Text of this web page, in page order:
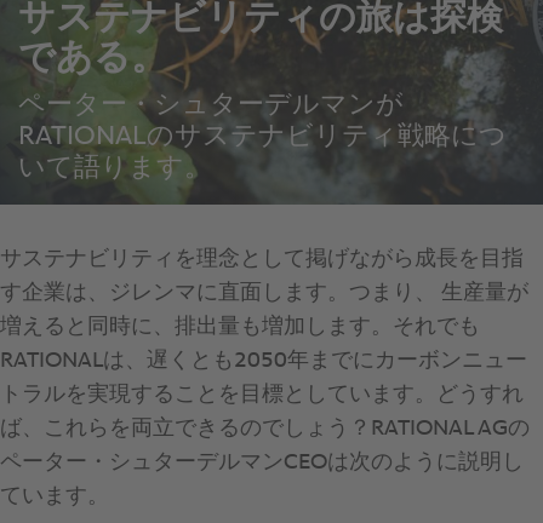
サステナビリティの旅は探検
である。
ペーター・シュターデルマンが
RATIONALのサステナビリティ戦略につ
いて語ります。